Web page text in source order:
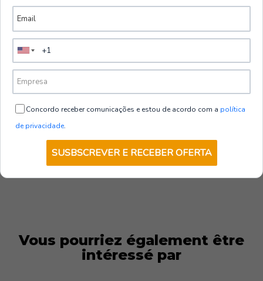
tenue professionnelle.
Accueil et service client :Idéal pour les
réceptionnistes et les professionnels du service client
qui souhaitent un look sophistiqué sans sacrifier la
fonctionnalité.
Normes :
Le gilet Warsaw Executive est fabriqué selon
EN ISO 20471 Classe 1
ANSI/ISEA 107-2015 CLASSE 1 TYPE O
| Portwest
Gilet de sécurité haute visibilité Mashair |
Portwest
€4,90 HT
VOIR LES OPTIONS
Vous pourriez également être
intéressé par
Concordo receber comunicações e estou de acordo com a política
de privacidade.
SUSBSCREVER E RECEBER OFERTA